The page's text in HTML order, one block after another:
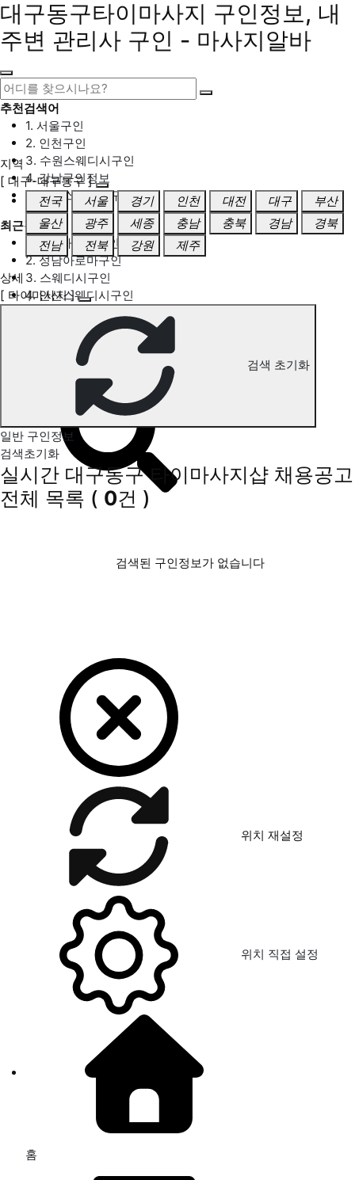
대구동구타이마사지 구인정보, 내
주변 관리사 구인 - 마사지알바
추천검색어
1. 서울구인
2. 인천구인
3. 수원스웨디시구인
4. 강남구인정보
5. 동탄스웨디시구인
최근검색어
1. 일산마사지구인
2. 성남아로마구인
3. 스웨디시구인
4. 안산스웨디시구인
대구동구 타이마사지 구인정보
지역
[ 대구-대구동구 ]
전국
서울 경기 인천 대전 대구
부산
울산
광주 세종 충남 충북 경남
경북
전남
전북 강원 제주
상세
[ 타이마사지 ]
검색 초기화
일반 구인정보
검색초기화
실시간 대구동구 타이마사지샵 채용공고
전체 목록 ( 0건 )
검색된 구인정보가 없습니다
위치 재설정
위치 직접 설정
홈